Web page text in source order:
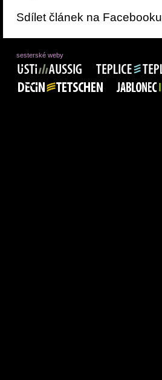
Sdílet článek na Facebooku
sesterské weby